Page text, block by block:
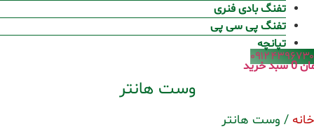
تفنگ بادی فنری
تفنگ پی سی پی
تپانچه
۰۹۱۲۴۳۹۶۷۳۰
0سبد خرید
وست هانتر
خانه / وست هانتر